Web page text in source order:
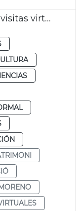
Digitalización museos para visitas virtuales